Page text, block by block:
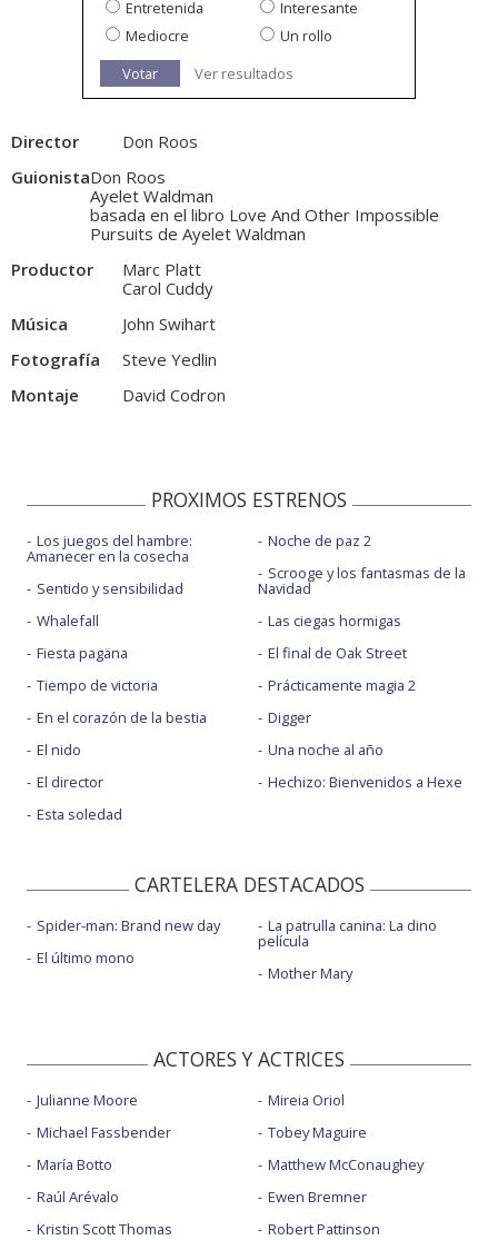
Entretenida
Interesante
Mediocre
Un rollo
Votar
Ver resultados
Director
Don Roos
GuionistaDon Roos
Ayelet Waldman
basada en el libro Love And Other Impossible
Pursuits de Ayelet Waldman
Productor
Marc Platt
Carol Cuddy
Música
John Swihart
Fotografía
Steve Yedlin
Montaje
David Codron
PROXIMOS ESTRENOS
Los juegos del hambre:
Amanecer en la cosecha
Sentido y sensibilidad
Whalefall
Fiesta pagäna
Tiempo de victoria
En el corazón de la bestia
El nido
El director
Esta soledad
Noche de paz 2
Scrooge y los fantasmas de la
Navidad
Las ciegas hormigas
El final de Oak Street
Prácticamente magia 2
Digger
Una noche al año
Hechizo: Bienvenidos a Hexe
CARTELERA DESTACADOS
Spider-man: Brand new day
El último mono
La patrulla canina: La dino
película
Mother Mary
ACTORES Y ACTRICES
Julianne Moore
Michael Fassbender
María Botto
Raúl Arévalo
Kristin Scott Thomas
Mireia Oriol
Tobey Maguire
Matthew McConaughey
Ewen Bremner
Robert Pattinson